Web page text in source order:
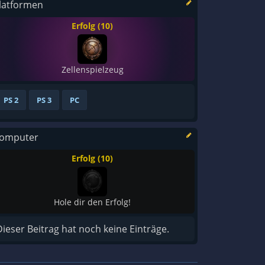
Erfolg (10)
Zellenspielzeug
PS 2 PS 3 PC
Erfolg (10)
Hole dir den Erfolg!
Beitrag hat noch keine Einträge.